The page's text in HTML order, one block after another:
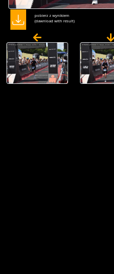
pobierz z wynikiem
(dawnload with result)